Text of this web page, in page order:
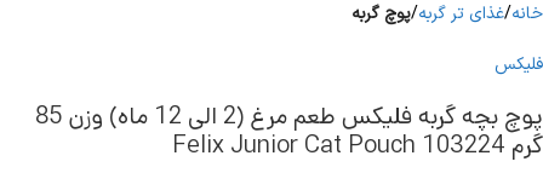
خانه غذای تر گربه پوچ گربه
فلیکس
پوچ بچه گربه فلیکس طعم مرغ (2 الی 12 ماه) وزن 85
گرم 103224 Felix Junior Cat Pouch